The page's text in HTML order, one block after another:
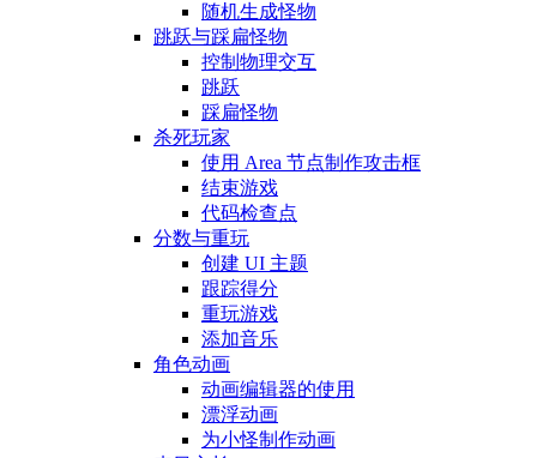
随机生成怪物
跳跃与踩扁怪物
控制物理交互
跳跃
踩扁怪物
杀死玩家
使用 Area 节点制作攻击框
结束游戏
代码检查点
分数与重玩
创建 UI 主题
跟踪得分
重玩游戏
添加音乐
角色动画
动画编辑器的使用
漂浮动画
为小怪制作动画